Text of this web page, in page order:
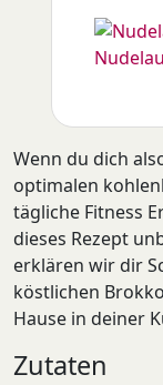
Wenn du dich
optimalen
tägliche Fitness
dieses Rezept
erklären wir dir
köstlichen
Hause in deiner
Zutaten